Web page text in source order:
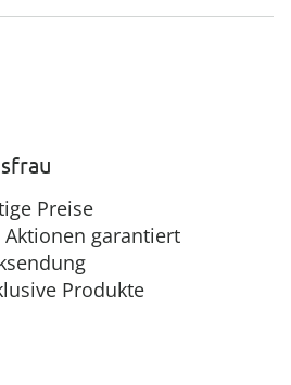
Preise
Aktionen garantiert
Produkte